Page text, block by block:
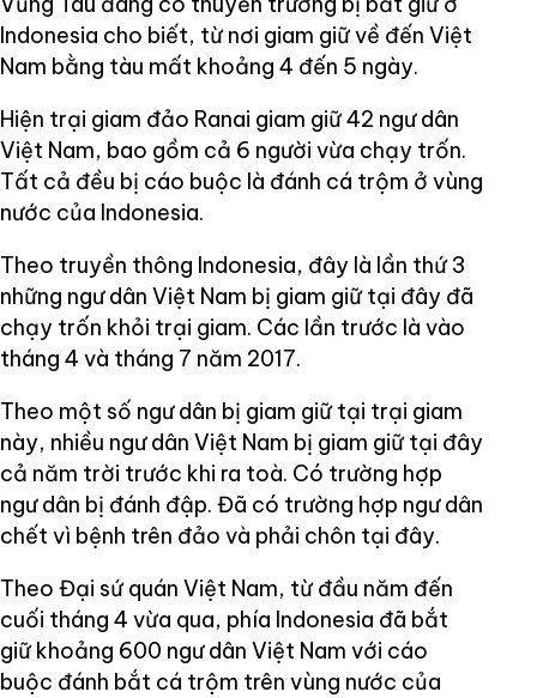
Indonesia cho biết, từ nơi giam giữ về đến Việt
Nam bằng tàu mất khoảng 4 đến 5 ngày.
Hiện trại giam đảo Ranai giam giữ 42 ngư dân
Việt Nam, bao gồm cả 6 người vừa chạy trốn.
Tất cả đều bị cáo buộc là đánh cá trộm ở vùng
nước của Indonesia.
Theo truyền thông Indonesia, đây là lần thứ 3
những ngư dân Việt Nam bị giam giữ tại đây đã
chạy trốn khỏi trại giam. Các lần trước là vào
tháng 4 và tháng 7 năm 2017.
Theo một số ngư dân bị giam giữ tại trại giam
này, nhiều ngư dân Việt Nam bị giam giữ tại đây
cả năm trời trước khi ra toà. Có trường hợp
ngư dân bị đánh đập. Đã có trường hợp ngư dân
chết vì bệnh trên đảo và phải chôn tại đây.
Theo Đại sứ quán Việt Nam, từ đầu năm đến
cuối tháng 4 vừa qua, phía Indonesia đã bắt
giữ khoảng 600 ngư dân Việt Nam với cáo
buộc đánh bắt cá trộm trên vùng nước của